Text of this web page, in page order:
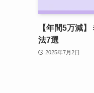
【年間5万減
法7選
2025年7月2日